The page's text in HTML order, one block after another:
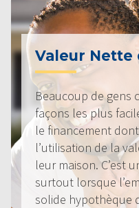
Valeur Nette
Beaucoup de gens
façons les plus
le financement
l’utilisation de la
leur maison. C’est
surtout lorsque
solide hypothèque